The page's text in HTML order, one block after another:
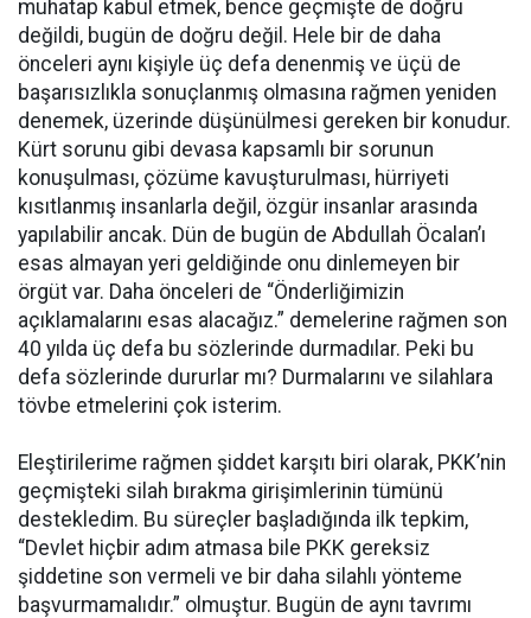
muhatap kabul etmek, bence geçmişte de doğru
değildi, bugün de doğru değil. Hele bir de daha
önceleri aynı kişiyle üç defa denenmiş ve üçü de
başarısızlıkla sonuçlanmış olmasına rağmen yeniden
denemek, üzerinde düşünülmesi gereken bir konudur.
Kürt sorunu gibi devasa kapsamlı bir sorunun
konuşulması, çözüme kavuşturulması, hürriyeti
kısıtlanmış insanlarla değil, özgür insanlar arasında
yapılabilir ancak. Dün de bugün de Abdullah Öcalan’ı
esas almayan yeri geldiğinde onu dinlemeyen bir
örgüt var. Daha önceleri de “Önderliğimizin
açıklamalarını esas alacağız.” demelerine rağmen son
40 yılda üç defa bu sözlerinde durmadılar. Peki bu
defa sözlerinde dururlar mı? Durmalarını ve silahlara
tövbe etmelerini çok isterim.
Eleştirilerime rağmen şiddet karşıtı biri olarak, PKK’nin
geçmişteki silah bırakma girişimlerinin tümünü
destekledim. Bu süreçler başladığında ilk tepkim,
“Devlet hiçbir adım atmasa bile PKK gereksiz
şiddetine son vermeli ve bir daha silahlı yönteme
başvurmamalıdır.” olmuştur. Bugün de aynı tavrımı